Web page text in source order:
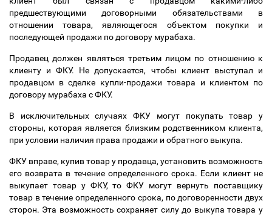
предшествующими договорными обязательствами в
отношении товара, являющегося объектом покупки и
последующей продажи по договору мурабаха.
Продавец должен являться третьим лицом по отношению к
клиенту и ФКУ. Не допускается, чтобы клиент выступал и
продавцом в сделке купли-продажи товара и клиентом по
договору мурабаха с ФКУ.
В исключительных случаях ФКУ могут покупать товар у
стороны, которая является близким родственником клиента,
при условии наличия права продажи и обратного выкупа.
ФКУ вправе, купив товар у продавца, установить возможность
его возврата в течение определенного срока. Если клиент не
выкупает товар у ФКУ, то ФКУ могут вернуть поставщику
товар в течение определенного срока, по договоренности двух
сторон. Эта возможность сохраняет силу до выкупа товара у